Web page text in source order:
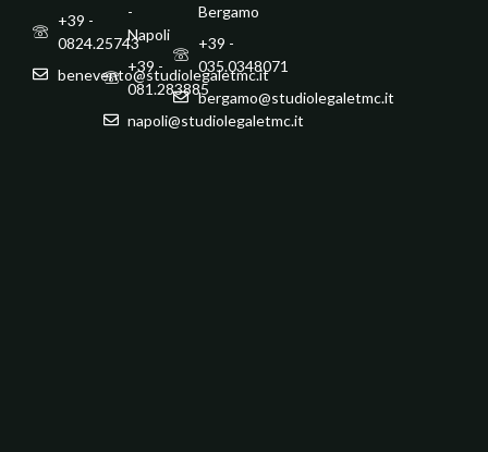
+39 -
0824.25743
benevento@studiolegaletmc.it
-
Napoli
+39 -
081.283885
napoli@studiolegaletmc.it
Bergamo
+39 -
035.0348071
bergamo@studiolegaletmc.it